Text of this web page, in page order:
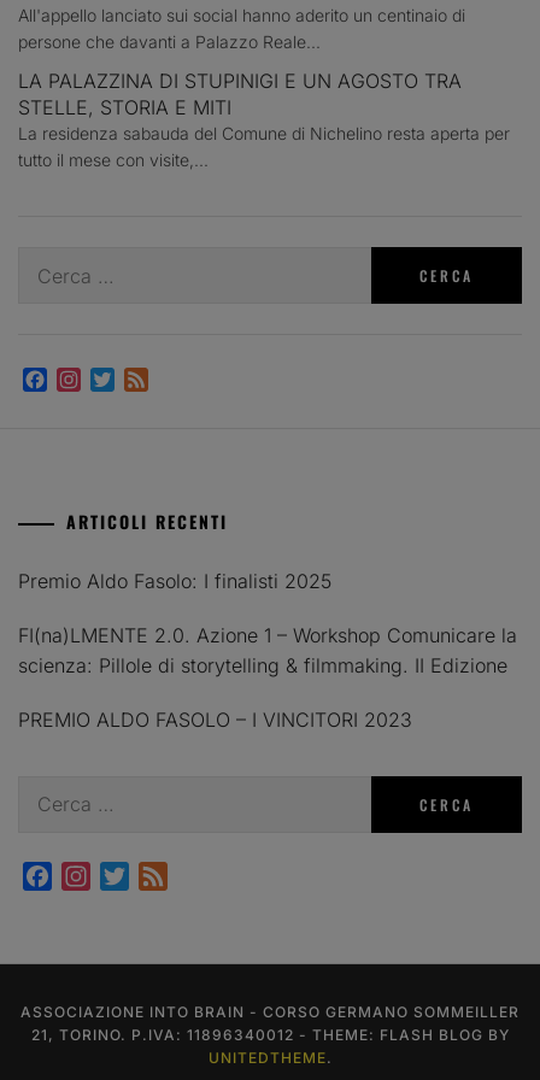
All'appello lanciato sui social hanno aderito un centinaio di
persone che davanti a Palazzo Reale...
LA PALAZZINA DI STUPINIGI E UN AGOSTO TRA
STELLE, STORIA E MITI
La residenza sabauda del Comune di Nichelino resta aperta per
tutto il mese con visite,...
per:
Facebook
Instagram
Twitter
ARTICOLI RECENTI
Premio Aldo Fasolo: I finalisti 2025
FI(na)LMENTE 2.0. Azione 1 – Workshop Comunicare la
scienza: Pillole di storytelling & filmmaking. II Edizione
PREMIO ALDO FASOLO – I VINCITORI 2023
per:
FacebookInstagram
Twitter
ASSOCIAZIONE INTO BRAIN - CORSO GERMANO SOMMEILLER
21, TORINO. P.IVA: 11896340012 - THEME: FLASH BLOG BY
UNITEDTHEME.